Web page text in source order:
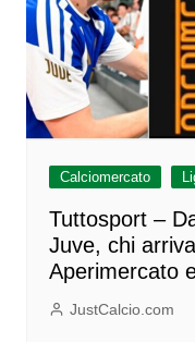
Calciomercato
Tuttosport –
Juve, chi
Aperimercato
JustCalcio.com